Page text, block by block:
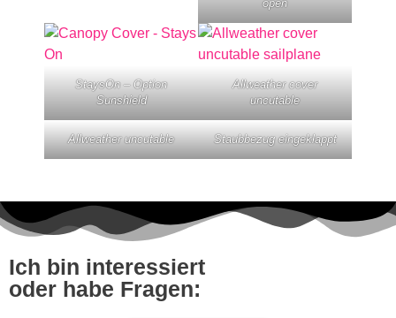
open
StaysOn – Option
Sunshield
Allweather cover
uncutable
Allweather uncutable Staubbezug eingeklappt
Ich bin interessiert
oder habe Fragen: